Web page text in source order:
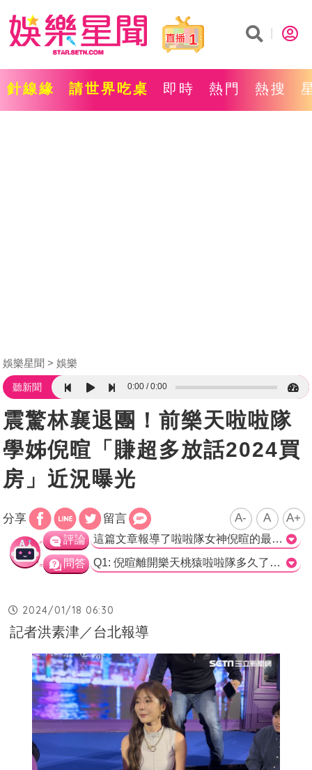
1
針線緣 請世界吃桌 即時 熱門 熱搜
娛樂星聞 娛樂
聽新聞 0:00 0:00
震驚林襄退團！前樂天啦啦隊
學姊倪暄「賺超多放話2024買
房」近況曝光
分享 留言 A- A A+
評論 這篇文章報導了啦啦隊女神倪暄的最新動向。倪暄首次公開回應了被前男友爆料劈腿的事件，並表示自從離開樂天桃猿後，她的業配和通告增加了不少。她甚至透露自己開始關注房產市場，并計劃在今年完成買房的夢想。倪暄也提到了她的前師妹林襄的離隊，並對她表示祝福。至於感情問題，倪暄坦言自己已經單身一年，但由於上一段感情的創傷，她承認還在尋找合適的男友。她認為人品和善良非常重要，並表示不會給自己帶來傷害的男生是珍貴的。關於上一任男友，倪暄明確表示她不會與他繼續聯絡。這篇報導深入介紹了倪暄的近況和她對未來的展望，給人留下了一種樂觀的印象。無論是事業還是感情方面，倪暄都在追求新的發展空間，這種積極的態度令人佩服。>
問答 Q1: 倪暄離開樂天桃猿啦啦隊多久了？ a) 半年 b) 1年 c) 2年 d) 3年 正確解答: b) 1年 Q2: 倪暄在退團後發展的領域是？ a) 跳舞 b) 歌唱 c) 戲劇 d) 電影 正確解答: c) 戲劇 Q3: 倪暄因為上一任男友的影響，單身了多久？ a) 半年 b) 1年 c) 2年 d) 3年 正確解答: b) 1年
2024/01/18 06:30
記者洪素津／台北報導